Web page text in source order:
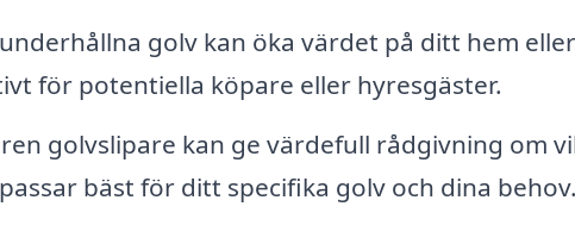
golv kan öka värdet på ditt hem eller
för potentiella köpare eller hyresgäster.
golvslipare kan ge värdefull rådgivning om
bäst för ditt specifika golv och dina behov.